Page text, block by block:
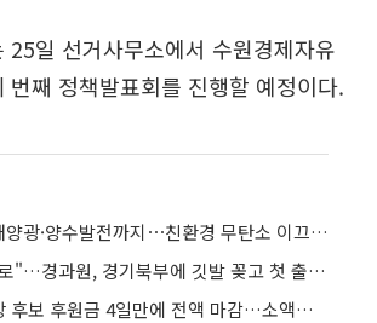
25일 선거사무소에서 수원경제자유
번째 정책발표회를 진행할 예정이다.
원전부터 수상태양광·양수발전까지⋯친환경 무탄소 이끄는 한수원
"수원에서 파주로"…경과원, 경기북부에 깃발 꽂고 첫 출근은 봉사활동이었다
이재준 수원시장 후보 후원금 4일만에 전액 마감…소액후원 릴레이에 "시민의 명령"